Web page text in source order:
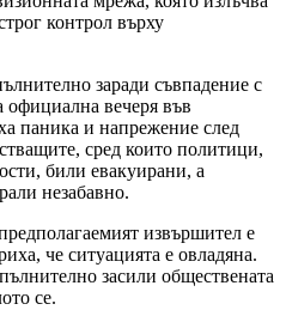
контрол върху
заради съвпадение с
вечеря във
паника и напрежение след
сред които политици,
били евакуирани, а
незабавно.
извършител е
че ситуацията е овладяна.
засили обществената
се.